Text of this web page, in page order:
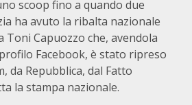
scoop fino a quando due
ha avuto la ribalta nazionale
Toni Capuozzo che, avendola
Facebook, è stato ripreso
da Repubblica, dal Fatto
la stampa nazionale.